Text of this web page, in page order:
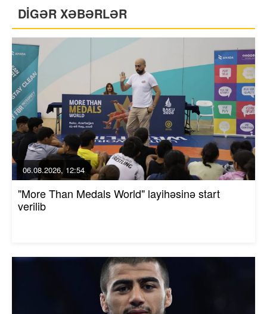
DİGƏR XƏBƏRLƏR
06.08.2026, 12:54
"More Than Medals World" layihəsinə start
verilib